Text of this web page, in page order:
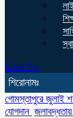
Live Tv
শিরোনামঃ
গোমস্তাপুরে জুলাই
যোগদান ‎